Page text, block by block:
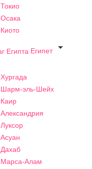
Токио
Осака
Киото
Египет

Хургада
Шарм-эль-Шейх
Каир
Александрия
Луксор
Асуан
Дахаб
Марса-Алам